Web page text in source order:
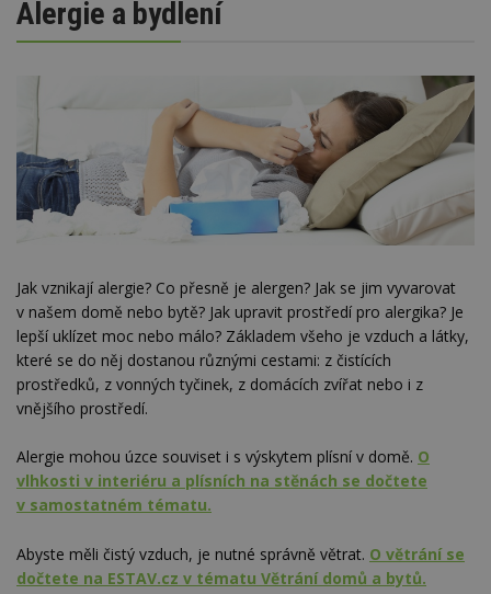
Alergie a bydlení
Jak vznikají alergie? Co přesně je alergen? Jak se jim vyvarovat
v našem domě nebo bytě? Jak upravit prostředí pro alergika? Je
lepší uklízet moc nebo málo? Základem všeho je vzduch a látky,
které se do něj dostanou různými cestami: z čistících
prostředků, z vonných tyčinek, z domácích zvířat nebo i z
vnějšího prostředí.
Alergie mohou úzce souviset i s výskytem plísní v domě. O
vlhkosti v interiéru a plísních na stěnách se dočtete
v samostatném tématu.
Abyste měli čistý vzduch, je nutné správně větrat. O větrání se
dočtete na ESTAV.cz v tématu Větrání domů a bytů.